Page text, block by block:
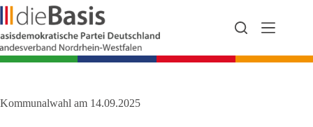
Zum
Inhalt
springen
Kommunalwahl am 14.09.2025